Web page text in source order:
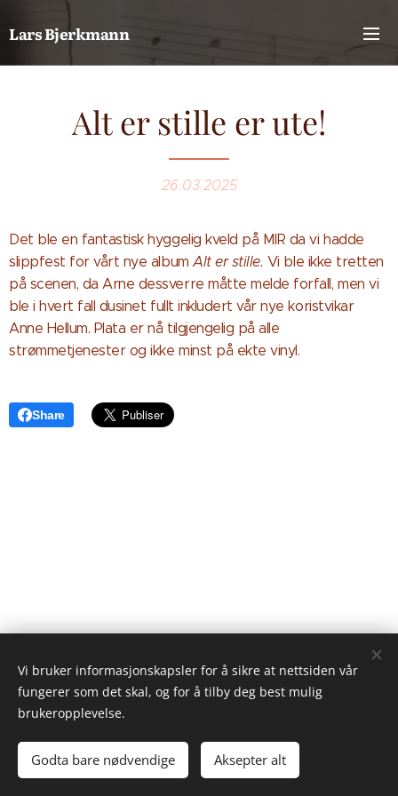
Lars Bjerkmann
Alt er stille er ute!
26.03.2025
Det ble en fantastisk hyggelig kveld på MIR da vi hadde
slippfest for vårt nye albumAlt er stille. Vi ble ikke tretten
på scenen, da Arne dessverre måtte melde forfall, men vi
ble i hvert fall dusinet fullt inkludert vår nye koristvikar
Anne Hellum. Plata er nå tilgjengelig på alle
strømmetjenester og ikke minst på ekte vinyl.
Share
© 2023 Lars Bjerkmann
Webnode Informasjonskapsler
Vi bruker informasjonskapsler for å sikre at nettsiden vår
fungerer som det skal, og for å tilby deg best mulig
brukeropplevelse.
Godta bare nødvendige Aksepter alt